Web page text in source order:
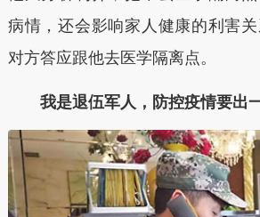
病情，还会影响家人健康的利害
对方答应跟他去医学隔离点。
我是退伍军人，防控疫情要出